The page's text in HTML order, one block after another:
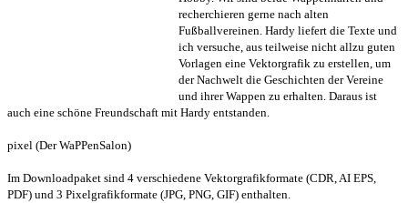
recherchieren gerne nach alten
Fußballvereinen. Hardy liefert die Texte und
ich versuche, aus teilweise nicht allzu guten
Vorlagen eine Vektorgrafik zu erstellen, um
der Nachwelt die Geschichten der Vereine
und ihrer Wappen zu erhalten. Daraus ist
auch eine schöne Freundschaft mit Hardy entstanden.
pixel (Der WaPPenSalon)
Im Downloadpaket sind 4 verschiedene Vektorgrafikformate (CDR, AI EPS,
PDF) und 3 Pixelgrafikformate (JPG, PNG, GIF) enthalten.